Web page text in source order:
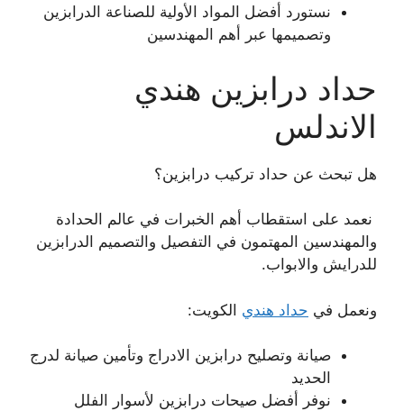
نستورد أفضل المواد الأولية للصناعة الدرابزين
وتصميمها عبر أهم المهندسين
حداد درابزين هندي
الاندلس
هل تبحث عن حداد تركيب درابزين؟
نعمد على استقطاب أهم الخبرات في عالم الحدادة
والمهندسين المهتمون في التفصيل والتصميم الدرابزين
للدرايش والابواب.
ونعمل في حداد هندي الكويت:
صيانة وتصليح درابزين الادراج وتأمين صيانة لدرج
الحديد
نوفر أفضل صيحات درابزين لأسوار الفلل